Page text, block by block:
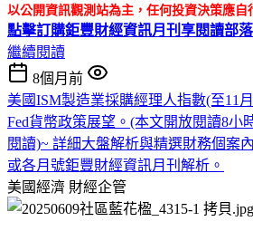
以公開資訊觀測站為主，任何投資決策應自
點擊訂購鉅豐財經資訊月刊享閱讀部
繼續閱讀
8個月前
美國ISM製造業採購經理人指數(至11
Fed貨幣政策展望。(本文開放閱讀8小
閱讀)~ 詳細大盤解析與精選財務個案
或各月號鉅豐財經資訊月刊解析。
美國經濟 財經企管